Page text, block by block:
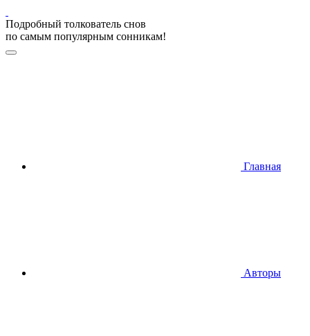
Подробный толкователь снов
по самым популярным сонникам!
Главная
Авторы